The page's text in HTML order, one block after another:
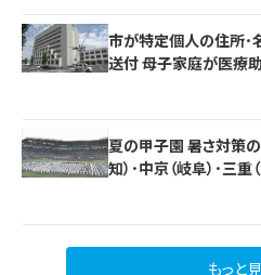
市が特定個人の住所･
送付 母子家庭が医療
夏の甲子園 暑さ対策
知）･中京（岐阜）･三
もっと